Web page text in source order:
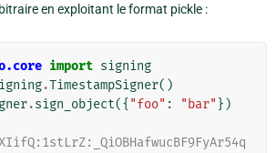
en exploitant le format pickle :
import signing
.TimestampSigner()
.sign_object({ "foo" : "bar" })